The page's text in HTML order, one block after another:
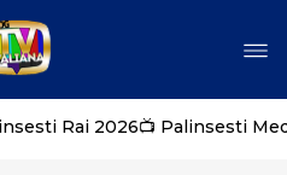
Rai 2026📺 Palinsesti